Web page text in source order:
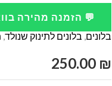
סטנד
עגלה
לנסיך
💬 הזמנה מהירה
בלונים, בלונים לתינוק שנולד,
250.00 ₪